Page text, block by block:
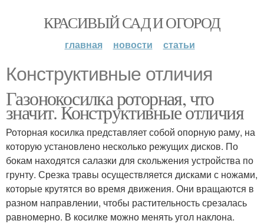
КРАСИВЫЙ САД И ОГОРОД
главная новости статьи
Конструктивные отличия
Газонокосилка роторная, что
значит. Конструктивные отличия
Роторная косилка представляет собой опорную раму, на
которую установлено несколько режущих дисков. По
бокам находятся салазки для скольжения устройства по
грунту. Срезка травы осуществляется дисками с ножами,
которые крутятся во время движения. Они вращаются в
разном направлении, чтобы растительность срезалась
равномерно. В косилке можно менять угол наклона.